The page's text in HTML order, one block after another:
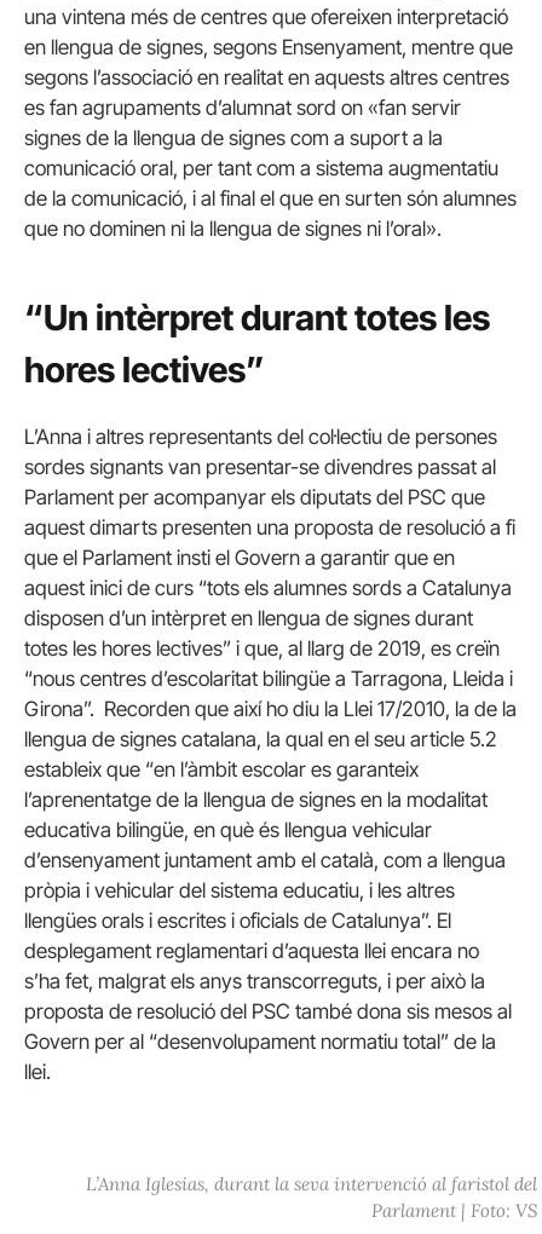
una vintena més de centres que ofereixen interpretació
en llengua de signes, segons Ensenyament, mentre que
segons l’associació en realitat en aquests altres centres
es fan agrupaments d’alumnat sord on «fan servir
signes de la llengua de signes com a suport a la
comunicació oral, per tant com a sistema augmentatiu
de la comunicació, i al final el que en surten són alumnes
que no dominen ni la llengua de signes ni l’oral».
“Un intèrpret durant totes les
hores lectives”
L’Anna i altres representants del col·lectiu de persones
sordes signants van presentar-se divendres passat al
Parlament per acompanyar els diputats del PSC que
aquest dimarts presenten una proposta de resolució a fi
que el Parlament insti el Govern a garantir que en
aquest inici de curs “tots els alumnes sords a Catalunya
disposen d’un intèrpret en llengua de signes durant
totes les hores lectives” i que, al llarg de 2019, es creïn
“nous centres d’escolaritat bilingüe a Tarragona, Lleida i
Girona”. Recorden que així ho diu la Llei 17/2010, la de la
llengua de signes catalana, la qual en el seu article 5.2
estableix que “en l’àmbit escolar es garanteix
l’aprenentatge de la llengua de signes en la modalitat
educativa bilingüe, en què és llengua vehicular
d’ensenyament juntament amb el català, com a llengua
pròpia i vehicular del sistema educatiu, i les altres
llengües orals i escrites i oficials de Catalunya”. El
desplegament reglamentari d’aquesta llei encara no
s’ha fet, malgrat els anys transcorreguts, i per això la
proposta de resolució del PSC també dona sis mesos al
Govern per al “desenvolupament normatiu total” de la
llei.
L’Anna Iglesias, durant la seva intervenció al faristol del
Parlament | Foto: VS